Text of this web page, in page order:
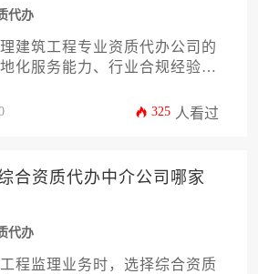
代办
建筑工程专业资质代办公司的
化服务能力、行业合规经验及
做出决策。
325 人看过
合资质代办中介公司哪家
代办
程监理业务时，选择综合资质